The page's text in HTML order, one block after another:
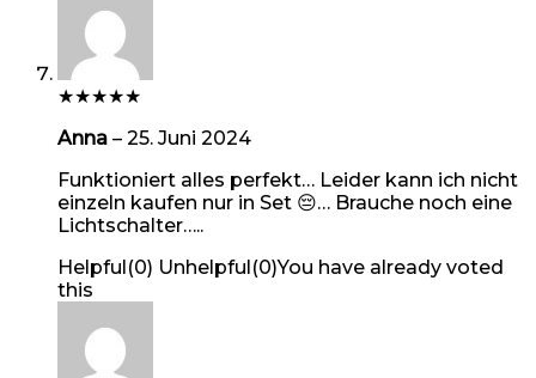
★★★★★
Anna – 25. Juni 2024
Funktioniert alles perfekt… Leider kann ich nicht
einzeln kaufen nur in Set 😔… Brauche noch eine
Lichtschalter…..
Helpful(0) Unhelpful(0)You have already voted
this